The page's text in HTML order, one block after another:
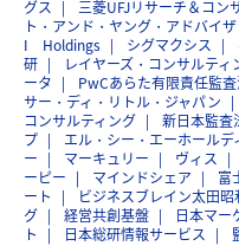
グス
三菱UFJリサーチ＆コン
ト・アンド・ヤング・アドバイ
I Holdings
シグマクシス
研
レイヤーズ・コンサルティ
ータ
PwCあらた有限責任監
サー・ディ・リトル・ジャパン
コンサルティング
新日本監査
プ
エル・シー・エーホールデ
ー
マーキュリー ヴィス
ーピー
マインドシェア 富
ート
ビジネスブレイン太田昭
グ
経営共創基盤 日本マー
ト
日本総研情報サービス